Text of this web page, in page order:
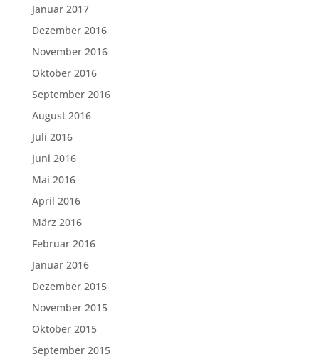
Januar 2017
Dezember 2016
November 2016
Oktober 2016
September 2016
August 2016
Juli 2016
Juni 2016
Mai 2016
April 2016
März 2016
Februar 2016
Januar 2016
Dezember 2015
November 2015
Oktober 2015
September 2015